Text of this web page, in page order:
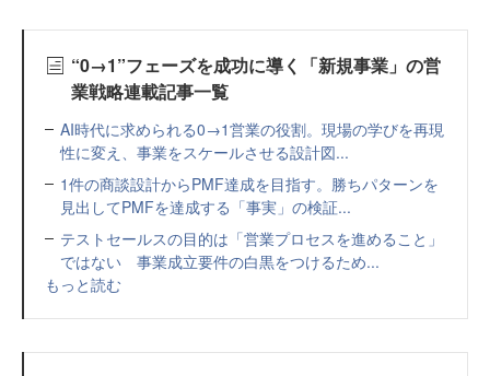
“0→1”フェーズを成功に導く「新規事業」の営
業戦略連載記事一覧
AI時代に求められる0→1営業の役割。現場の学びを再現
性に変え、事業をスケールさせる設計図...
1件の商談設計からPMF達成を目指す。勝ちパターンを
見出してPMFを達成する「事実」の検証...
テストセールスの目的は「営業プロセスを進めること」
ではない 事業成立要件の白黒をつけるため...
もっと読む